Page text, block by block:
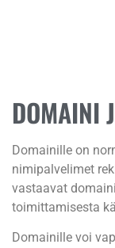
DOMAINI
Domainille on
nimipalvelimet
vastaavat
toimittamisesta
Domainille voi